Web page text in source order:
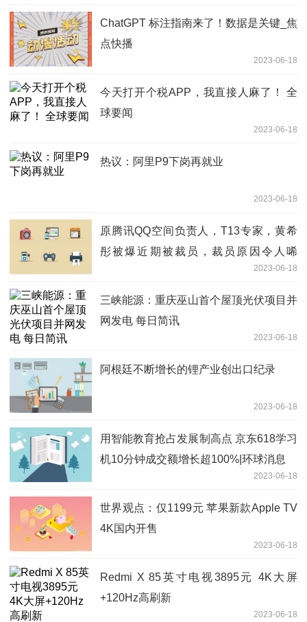
ChatGPT 标注指南来了！数据是关键_焦
点快播
2023-06-18
今天打开个税APP，我直接人麻了！ 全
球要闻
2023-06-18
热议：阿里P9下岗再就业
2023-06-18
原腾讯QQ空间负责人，T13专家，黄希
彤被爆近期被裁员，裁员原因令人唏
2023-06-18
三峡能源：重庆巫山首个屋顶光伏项目并
网发电 每日简讯
2023-06-18
阿根廷不断增长的锂产业创出口纪录
2023-06-18
用智能教育抢占发展制高点 京东618学习
机10分钟成交额增长超100%|环球消息
2023-06-18
世界观点：仅1199元 苹果新款Apple TV
4K国内开售
2023-06-18
Redmi X 85英寸电视3895元 4K大屏
+120Hz高刷新
2023-06-18